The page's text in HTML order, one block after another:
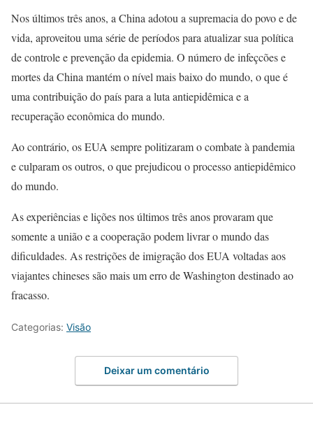
Nos últimos três anos, a China adotou a supremacia do povo e de
vida, aproveitou uma série de períodos para atualizar sua política
de controle e prevenção da epidemia. O número de infeçcões e
mortes da China mantém o nível mais baixo do mundo, o que é
uma contribuição do país para a luta antiepidêmica e a
recuperação econômica do mundo.
Ao contrário, os EUA sempre politizaram o combate à pandemia
e culparam os outros, o que prejudicou o processo antiepidêmico
do mundo.
As experiências e lições nos últimos três anos provaram que
somente a união e a cooperação podem livrar o mundo das
dificuldades. As restrições de imigração dos EUA voltadas aos
viajantes chineses são mais um erro de Washington destinado ao
fracasso.
Categorias: Visão
Deixar um comentário